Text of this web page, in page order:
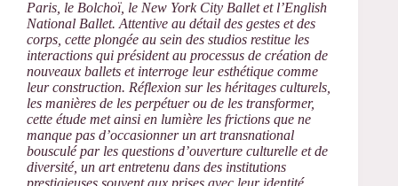
Paris, le Bolchoï, le New York City Ballet et l’English
National Ballet. Attentive au détail des gestes et des
corps, cette plongée au sein des studios restitue les
interactions qui président au processus de création de
nouveaux ballets et interroge leur esthétique comme
leur construction. Réflexion sur les héritages culturels,
les manières de les perpétuer ou de les transformer,
cette étude met ainsi en lumière les frictions que ne
manque pas d’occasionner un art transnational
bousculé par les questions d’ouverture culturelle et de
diversité, un art entretenu dans des institutions
prestigieuses souvent aux prises avec leur identité